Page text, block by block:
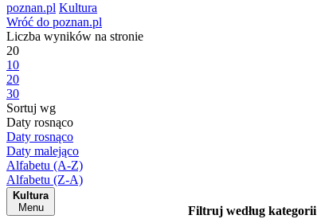
poznan.pl Kultura
Wróć do poznan.pl
Liczba wyników na stronie
20
10
20
30
Sortuj wg
Daty rosnąco
Daty rosnąco
Daty malejąco
Alfabetu (A-Z)
Alfabetu (Z-A)
Kultura
Menu
Filtruj według kategorii